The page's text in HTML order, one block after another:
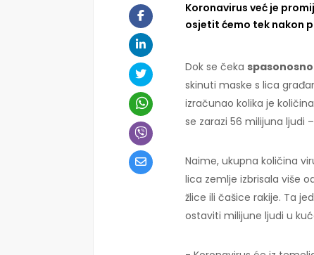
Koronavirus već je
osjetit ćemo tek nakon
Dok se čeka
skinuti maske s lica
izračunao kolika je
se zarazi 56 milijuna ljudi
Naime, ukupna količina
lica zemlje izbrisala više
žlice ili čašice rakije. Ta
ostaviti milijune ljudi u